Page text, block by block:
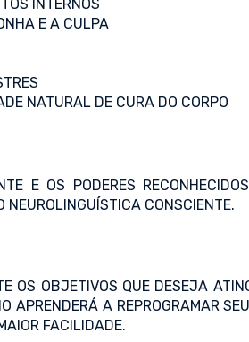
INTERNOS
E A CULPA
NATURAL DE CURA DO CORPO
E OS PODERES
NEUROLINGUÍSTICA CONSCIENTE.
OS OBJETIVOS QUE DESEJA
A REPROGRAMAR
FACILIDADE.